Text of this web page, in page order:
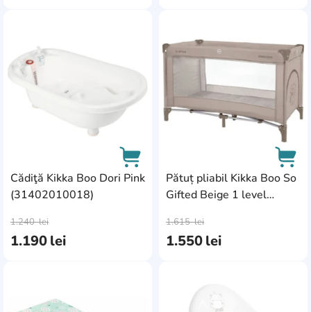
Cădiţă Kikka Boo Dori Pink
(31402010018)
1.190lei
1.240lei
Pătuț pliabil Kikka Boo So
Gifted Beige 1 level
1.550lei
1.615lei